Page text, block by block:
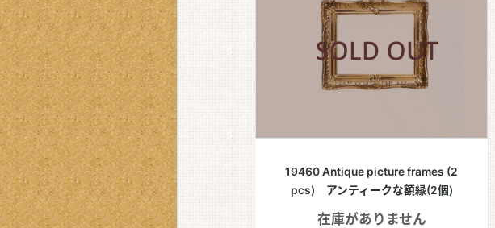
19460 Antique picture frames (2
pcs) アンティークな額縁(2個)
在庫がありません